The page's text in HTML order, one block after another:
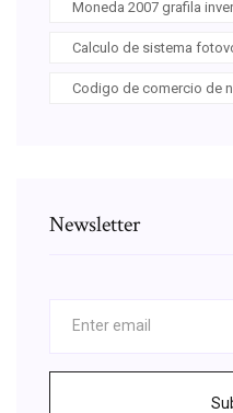
Moneda 2007 grafila
Calculo de sistema
Codigo de comercio de
Newsletter